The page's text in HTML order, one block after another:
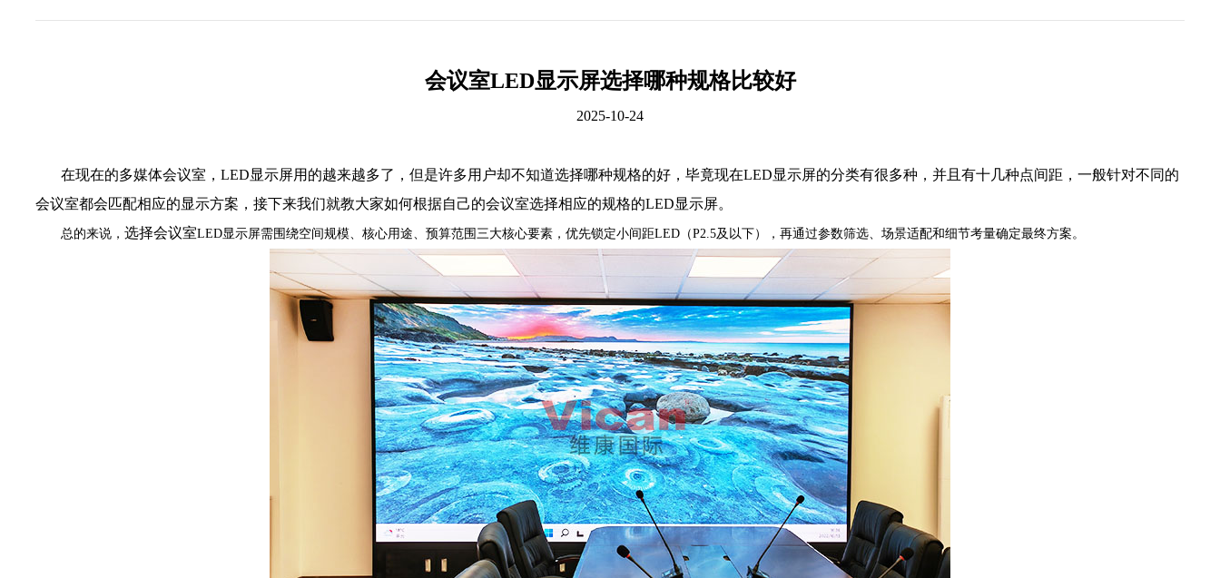
会议室LED显示屏选择哪种规格比较好
2025-10-24
在现在的多媒体会议室，LED显示屏用的越来越多了，但是许多用户却不知道选择哪种规格的好，毕竟现在LED显示屏的分类有很多种，并且有十几种点间距，一般针对不同的
会议室都会匹配相应的显示方案，接下来我们就教大家如何根据自己的会议室选择相应的规格的LED显示屏。
总的来说， 选择会议室LED显示屏需围绕空间规模、核心用途、预算范围三大核心要素，优先锁定小间距LED（P2.5及以下），再通过参数筛选、场景适配和细节考量确定最终方案。